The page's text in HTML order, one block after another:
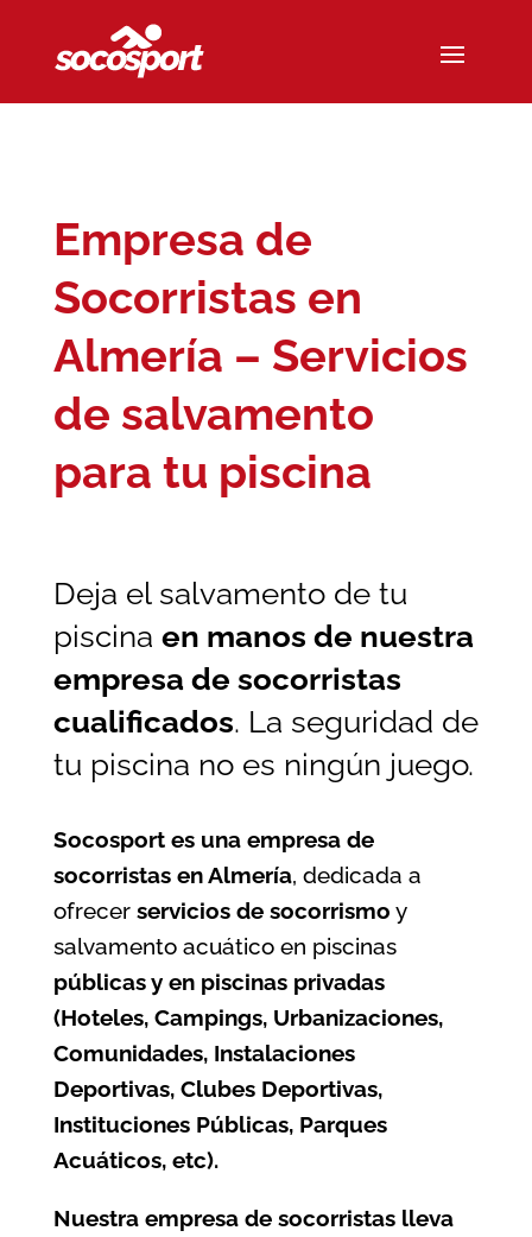
Empresa de
Socorristas en
Almería – Servicios
de salvamento
para tu piscina
Deja el salvamento de tu
piscina en manos de nuestra
empresa de socorristas
cualificados. La seguridad de
tu piscina no es ningún juego.
Socosport es una empresa de
socorristas en Almería, dedicada a
ofrecer servicios de socorrismo y
salvamento acuático en piscinas
públicas y en piscinas privadas
(Hoteles, Campings, Urbanizaciones,
Comunidades, Instalaciones
Deportivas, Clubes Deportivas,
Instituciones Públicas, Parques
Acuáticos, etc).
Nuestra empresa de socorristas lleva